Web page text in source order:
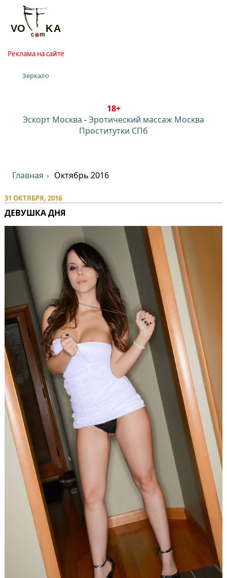
Реклама на сайте
Зеркало
18+
Эскорт Москва -Эротический массаж Москва
Проститутки СПб
Главная Октябрь 2016
31 ОКТЯБРЯ, 2016
ДЕВУШКА ДНЯ